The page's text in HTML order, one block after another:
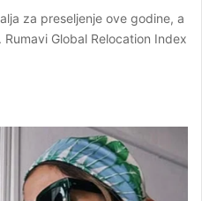
za preseljenje ove godine, a
Global Relocation Index